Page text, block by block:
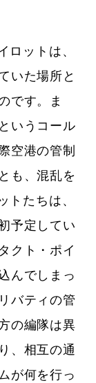
ロットは、
いた場所と
です。ま
いうコール
空港の管制
も、混乱を
トたちは、
予定してい
クト・ポイ
んでしまっ
バティの管
の編隊は異
、相互の通
が何を行っ